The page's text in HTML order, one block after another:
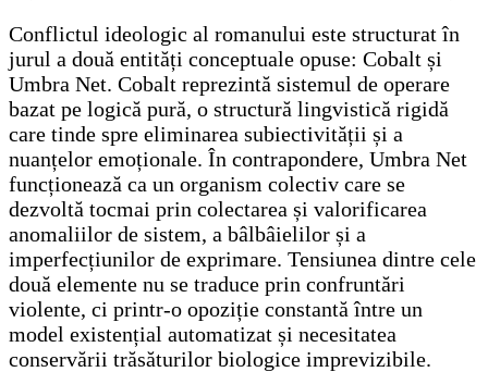
Conflictul ideologic al romanului este structurat în
jurul a două entități conceptuale opuse: Cobalt și
Umbra Net. Cobalt reprezintă sistemul de operare
bazat pe logică pură, o structură lingvistică rigidă
care tinde spre eliminarea subiectivității și a
nuanțelor emoționale. În contrapondere, Umbra Net
funcționează ca un organism colectiv care se
dezvoltă tocmai prin colectarea și valorificarea
anomaliilor de sistem, a bâlbâielilor și a
imperfecțiunilor de exprimare. Tensiunea dintre cele
două elemente nu se traduce prin confruntări
violente, ci printr-o opoziție constantă între un
model existențial automatizat și necesitatea
conservării trăsăturilor biologice imprevizibile.